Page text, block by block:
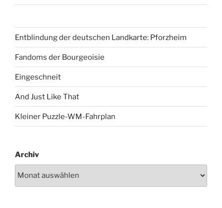
Entblindung der deutschen Landkarte: Pforzheim
Fandoms der Bourgeoisie
Eingeschneit
And Just Like That
Kleiner Puzzle-WM-Fahrplan
Archiv